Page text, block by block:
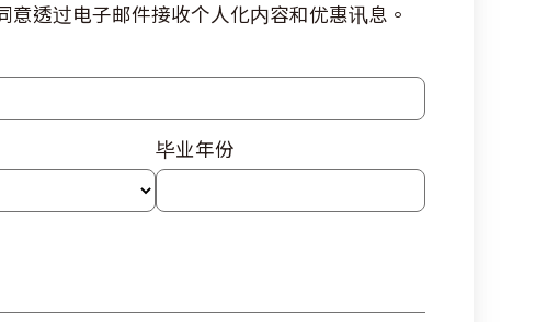
意透过电子邮件接收个人化内容和优惠讯息。
毕业年份